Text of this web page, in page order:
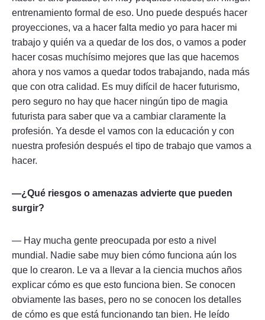
entrenamiento formal de eso. Uno puede después hacer
proyecciones, va a hacer falta medio yo para hacer mi
trabajo y quién va a quedar de los dos, o vamos a poder
hacer cosas muchísimo mejores que las que hacemos
ahora y nos vamos a quedar todos trabajando, nada más
que con otra calidad. Es muy difícil de hacer futurismo,
pero seguro no hay que hacer ningún tipo de magia
futurista para saber que va a cambiar claramente la
profesión. Ya desde el vamos con la educación y con
nuestra profesión después el tipo de trabajo que vamos a
hacer.
—¿Qué riesgos o amenazas advierte que pueden
surgir?
— Hay mucha gente preocupada por esto a nivel
mundial. Nadie sabe muy bien cómo funciona aún los
que lo crearon. Le va a llevar a la ciencia muchos años
explicar cómo es que esto funciona bien. Se conocen
obviamente las bases, pero no se conocen los detalles
de cómo es que está funcionando tan bien. He leído